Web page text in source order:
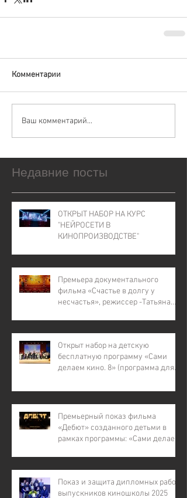
Комментарии
Ваш комментарий...
Недавние посты
ОТКРЫТ НАБОР НА КУРС
"НЕЙРОСЕТИ В
КИНОПРОИЗВОДСТВЕ"
Премьера документального
фильма «Счастье в долгу у
несчастья», режиссер -Татьяна
Открыт набор на детскую
бесплатную программу «Сами
делаем кино. 8» (программа для
детей из малообеспеченных и
участников СВО).
Премьерный показ фильма
«Дебют» созданного детьми в
рамках программы: «Сами делаем
Показ и защита дипломных работ
выпускников киношколы 2025